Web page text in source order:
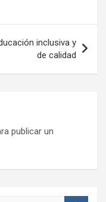
inclusiva y
de calidad
publicar un